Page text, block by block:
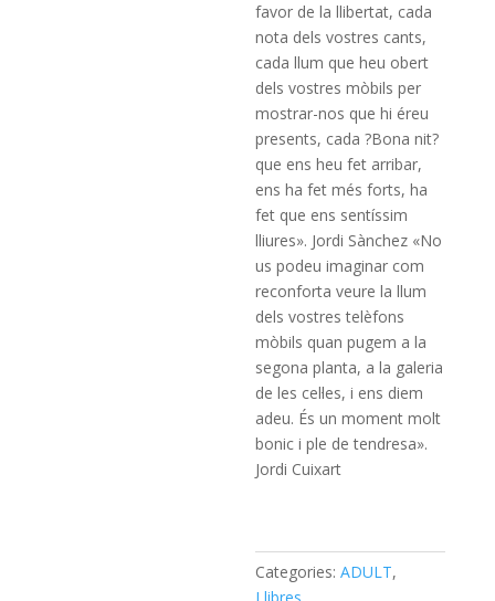
favor de la llibertat, cada
nota dels vostres cants,
cada llum que heu obert
dels vostres mòbils per
mostrar-nos que hi éreu
presents, cada ?Bona nit?
que ens heu fet arribar,
ens ha fet més forts, ha
fet que ens sentíssim
lliures». Jordi Sànchez «No
us podeu imaginar com
reconforta veure la llum
dels vostres telèfons
mòbils quan pugem a la
segona planta, a la galeria
de les cel·les, i ens diem
adeu. És un moment molt
bonic i ple de tendresa».
Jordi Cuixart
Categories:ADULT,